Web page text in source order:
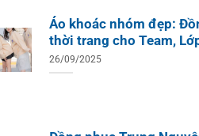
Áo khoác nhóm đẹp:
thời trang cho Team,
26/09/2025